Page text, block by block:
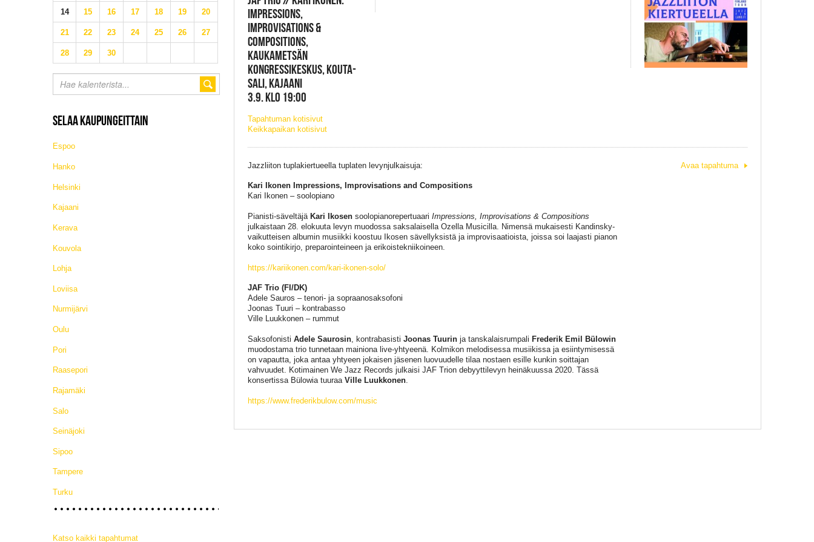
14 15 16 17 18 19 20
21 22 23 24 25 26 27
28 29 30
SELAA KAUPUNGEITTAIN
Espoo
Hanko
Helsinki
Kajaani
Kerava
Kouvola
Lohja
Loviisa
Nurmijärvi
Oulu
Pori
Raasepori
Rajamäki
Salo
Seinäjoki
Sipoo
Tampere
Turku
Katso kaikki tapahtumat
IMPRESSIONS,
IMPROVISATIONS &
COMPOSITIONS,
KAUKAMETSÄN
KONGRESSIKESKUS, KOUTA-
SALI, KAJAANI
3.9. KLO 19:00
Tapahtuman kotisivut
Keikkapaikan kotisivut
Jazzliiton tuplakiertueella tuplaten levynjulkaisuja:
Kari Ikonen Impressions, Improvisations and Compositions
Kari Ikonen – soolopiano
Pianisti-säveltäjä Kari Ikosensoolopianorepertuaari Impressions, Improvisations & Compositions
julkaistaan 28. elokuuta levyn muodossa saksalaisella Ozella Musicilla. Nimensä mukaisesti Kandinsky-
vaikutteisen albumin musiikki koostuu Ikosen sävellyksistä ja improvisaatioista, joissa soi laajasti pianon
koko sointikirjo, preparointeineen ja erikoistekniikoineen.
https://kariikonen.com/kari-ikonen-solo/
JAF Trio (FI/DK)
Adele Sauros – tenori- ja sopraanosaksofoni
Joonas Tuuri – kontrabasso
Ville Luukkonen – rummut
Saksofonisti Adele Saurosin, kontrabasisti Joonas Tuurinja tanskalaisrumpali Frederik Emil Bülowin
muodostama trio tunnetaan mainiona live-yhtyeenä. Kolmikon melodisessa musiikissa ja esiintymisessä
on vapautta, joka antaa yhtyeen jokaisen jäsenen luovuudelle tilaa nostaen esille kunkin soittajan
vahvuudet. Kotimainen We Jazz Records julkaisi JAF Trion debyyttilevyn heinäkuussa 2020. Tässä
konsertissa Bülowia tuuraa Ville Luukkonen.
https://www.frederikbulow.com/music
Avaa tapahtuma